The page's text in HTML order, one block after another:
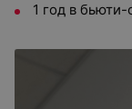
1 год в бьюти-